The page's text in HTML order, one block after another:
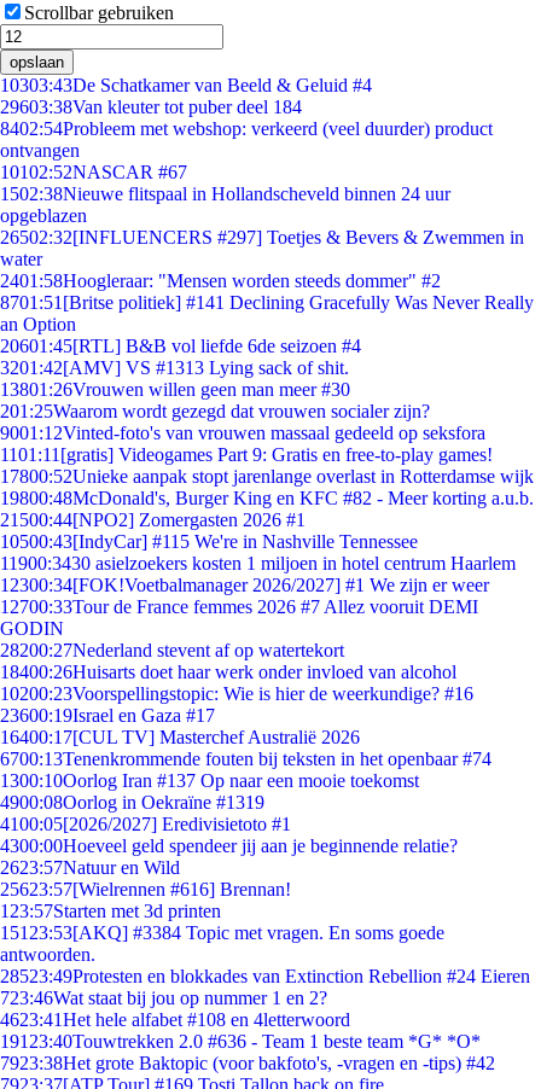
Scrollbar gebruiken
opslaan
10303:43De Schatkamer van Beeld & Geluid #4
29603:38Van kleuter tot puber deel 184
8402:54Probleem met webshop: verkeerd (veel duurder) product
ontvangen
10102:52NASCAR #67
1502:38Nieuwe flitspaal in Hollandscheveld binnen 24 uur
opgeblazen
26502:32[INFLUENCERS #297] Toetjes & Bevers & Zwemmen in
water
2401:58Hoogleraar: "Mensen worden steeds dommer" #2
8701:51 [Britse politiek] #141 Declining Gracefully Was Never Really
an Option
20601:45[RTL] B&B vol liefde 6de seizoen #4
3201:42[AMV] VS #1313 Lying sack of shit.
13801:26Vrouwen willen geen man meer #30
201:25Waarom wordt gezegd dat vrouwen socialer zijn?
9001:12Vinted-foto's van vrouwen massaal gedeeld op seksfora
1101:11 [gratis] Videogames Part 9: Gratis en free-to-play games!
17800:52Unieke aanpak stopt jarenlange overlast in Rotterdamse wijk
19800:48McDonald's, Burger King en KFC #82 - Meer korting a.u.b.
21500:44[NPO2] Zomergasten 2026 #1
10500:43[IndyCar] #115 We're in Nashville Tennessee
11900:3430 asielzoekers kosten 1 miljoen in hotel centrum Haarlem
12300:34[FOK!Voetbalmanager 2026/2027] #1 We zijn er weer
12700:33Tour de France femmes 2026 #7 Allez vooruit DEMI
GODIN
28200:27Nederland stevent af op watertekort
18400:26Huisarts doet haar werk onder invloed van alcohol
10200:23Voorspellingstopic: Wie is hier de weerkundige? #16
23600:19Israel en Gaza #17
16400:17[CUL TV] Masterchef Australië 2026
6700:13Tenenkrommende fouten bij teksten in het openbaar #74
1300:10Oorlog Iran #137 Op naar een mooie toekomst
4900:08Oorlog in Oekraïne #1319
4100:05[2026/2027] Eredivisietoto #1
4300:00Hoeveel geld spendeer jij aan je beginnende relatie?
2623:57Natuur en Wild
25623:57[Wielrennen #616] Brennan!
1 23:57Starten met 3d printen
151 23:53[AKQ] #3384 Topic met vragen. En soms goede
antwoorden.
28523:49Protesten en blokkades van Extinction Rebellion #24 Eieren
723:46Wat staat bij jou op nummer 1 en 2?
4623:41Het hele alfabet #108 en 4letterwoord
191 23:40Touwtrekken 2.0 #636 - Team 1 beste team *G* *O*
7923:38Het grote Baktopic (voor bakfoto's, -vragen en -tips) #42
7923:37[ATP Tour] #169 Tosti Tallon back on fire